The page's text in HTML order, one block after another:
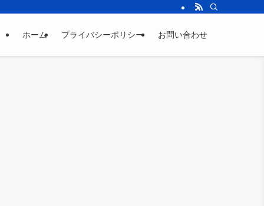
ホーム プライバシーポリシー お問い合わせ